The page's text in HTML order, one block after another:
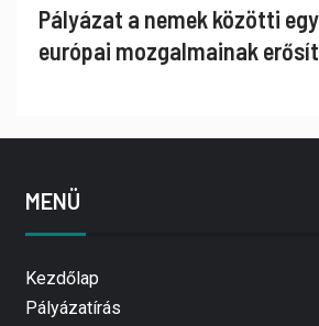
Pályázat a nemek közötti
európai mozgalmainak
MENÜ
Kezdőlap
Pályázatírás